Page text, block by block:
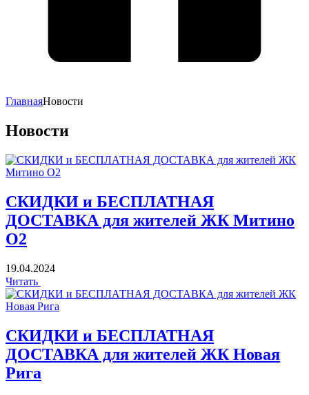
ГлавнаяНовости
Новости
СКИДКИ и БЕСПЛАТНАЯ
ДОСТАВКА для жителей ЖК Митино
О2
19.04.2024
Читать
СКИДКИ и БЕСПЛАТНАЯ
ДОСТАВКА для жителей ЖК Новая
Рига